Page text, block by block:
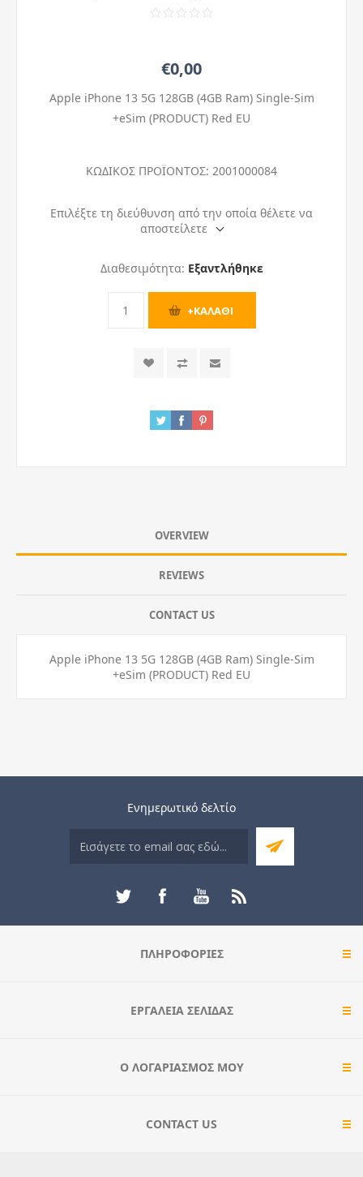
€0,00
Apple iPhone 13 5G 128GB (4GB Ram) Single-Sim
+eSim (PRODUCT) Red EU
ΚΩΔΙΚΟΣ ΠΡΟΪΟΝΤΟΣ: 2001000084
Επιλέξτε τη διεύθυνση από την οποία θέλετε να
αποστείλετε
Διαθεσιμότητα: Εξαντλήθηκε
OVERVIEW
REVIEWS
CONTACT US
Apple iPhone 13 5G 128GB (4GB Ram) Single-Sim
+eSim (PRODUCT) Red EU
Ενημερωτικό δελτίο
ΠΛΗΡΟΦΟΡΊΕΣ
ΕΡΓΑΛΕΊΑ ΣΕΛΊΔΑΣ
Ο ΛΟΓΑΡΙΑΣΜΌΣ ΜΟΥ
CONTACT US